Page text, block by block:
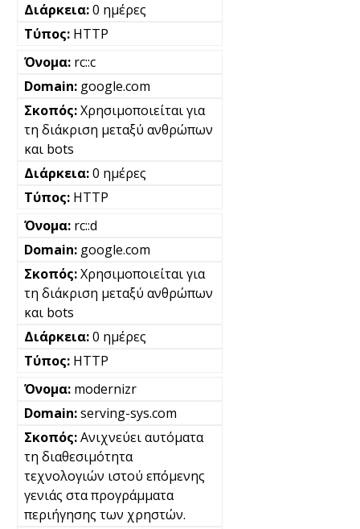
0 ημέρες
HTTP
rc::c
google.com
Χρησιμοποιείται για
τη διάκριση μεταξύ ανθρώπων
και bots
0 ημέρες
HTTP
rc::d
google.com
Χρησιμοποιείται για
τη διάκριση μεταξύ ανθρώπων
και bots
0 ημέρες
HTTP
modernizr
serving-sys.com
Ανιχνεύει αυτόματα
τη διαθεσιμότητα
τεχνολογιών ιστού επόμενης
γενιάς στα προγράμματα
περιήγησης των χρηστών.